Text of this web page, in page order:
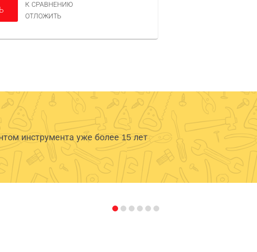
К СРАВНЕНИЮ
ОТЛОЖИТЬ
инструмента уже более 15 лет